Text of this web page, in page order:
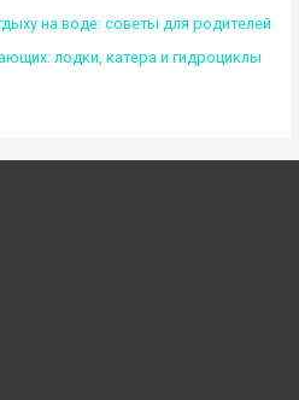
на воде: советы для родителей
лодки, катера и гидроциклы